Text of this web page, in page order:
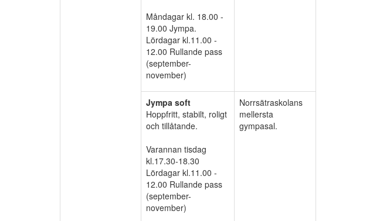
Måndagar kl. 18.00 -
19.00 Jympa.
Lördagar kl.11.00 -
12.00 Rullande pass
(september-
november)
Jympa soft
Hoppfritt, stabilt, roligt
och tillåtande.
Varannan tisdag
kl.17.30-18.30
Lördagar kl.11.00 -
12.00 Rullande pass
(september-
november)
Norrsätraskolans
mellersta
gympasal.